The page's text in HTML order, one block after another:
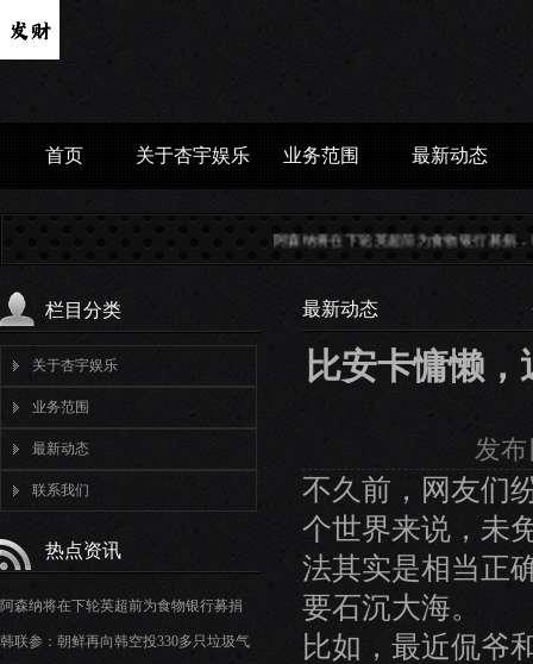
首页 关于杏宇娱乐 业务范围 最新动态
阿森纳将在下轮英超前为食物银行募捐... 韩联参：
栏目分类
关于杏宇娱乐
业务范围
最新动态
联系我们
热点资讯
阿森纳将在下轮英超前为食物银行募捐
韩联参：朝鲜再向韩空投330多只垃圾气
最新动态
比安卡慵懒
发布
不久前，网友们
个世界来说，未
法其实是相当正
要石沉大海。
比如，最近侃爷